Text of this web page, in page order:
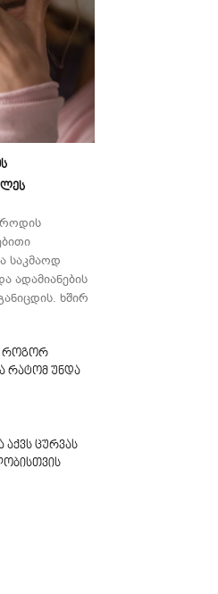
საკმაოდ
ადამიანების
ხშირ
როგორ
რატომ უნდა
აქვს ცურვას